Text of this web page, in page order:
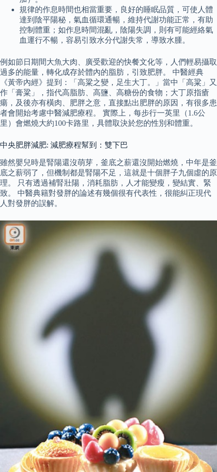
規律的作息時間也相當重要，良好的睡眠品質，可使人體
達到陰平陽秘，氣血循環通暢，維持代謝功能正常，有助
控制體重；如作息時間混亂，陰陽失調，則有可能經絡氣
血運行不暢，容易引致水分代謝失常，導致水腫。
例如節日期間大魚大肉、廣受歡迎的快餐文化等，人們輕易攝取
過多的能量，轉化成存於體內的脂肪，引致肥胖。 中醫經典
《黃帝內經》提到：「高粱之變，足生大丁。」當中「高粱」又
作「膏粱」，指代高脂肪、高鹽、高糖份的食物；大丁原指瘡
瘍，及後亦有橫肉、肥胖之意，直接點出肥胖的原因，有很多患
者會開始考慮中醫減肥療程。 實際上，每步行一英里（1.6公
里）會燃燒大約100卡路里，具體取決於您的性別和體重。
中央肥胖減肥: 減肥療程幫到：雙下巴
雖然嬰兒時是腎陽還沒萌芽，釜底之薪還沒開始燃燒，中年是釜
底之薪弱了，但機制都是腎陽不足，這就是十個胖子九個虛的原
理。 只有透過補腎壯陽，消耗脂肪，人才能變瘦，變結實、緊
致。 中醫典籍對發胖的論述有幾個很有代表性，很能糾正現代
人對發胖的誤解。